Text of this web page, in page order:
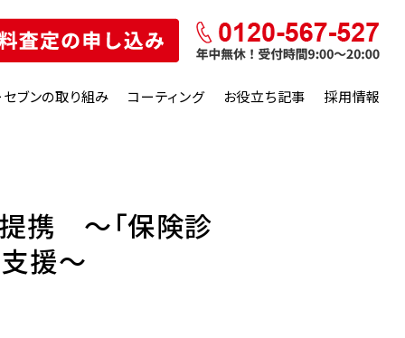
ブンの取り組み コーティング お役立ち記事 採用情報
提携 ～「保険診
援～